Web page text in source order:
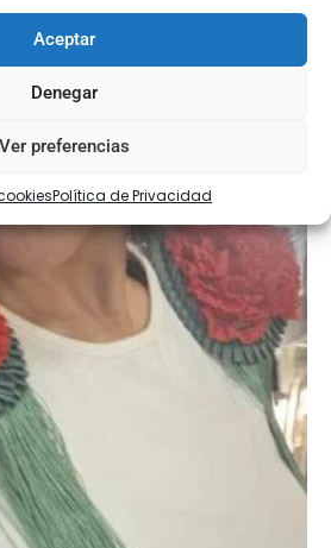
Aceptar
Denegar
Ver preferencias
Política de Privacidad
Desigual
69,95 - €99,95